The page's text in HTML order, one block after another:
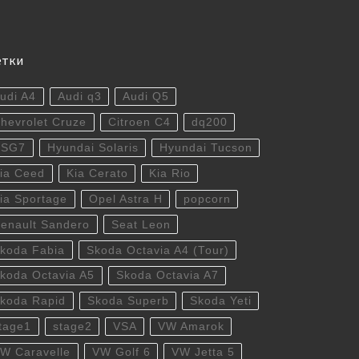
A4 Audi q3 Audi Q5
Cruze Citroen C4 dq200
Hyundai Solaris Hyundai Tucson
Ceed Kia Cerato Kia Rio
Sportage Opel Astra H popcorn
Sandero Seat Leon
Fabia Skoda Octavia A4 (Tour)
Octavia A5 Skoda Octavia A7
Rapid Skoda Superb Skoda Yeti
stage2 VSA VW Amarok
Caravelle VW Golf 6 VW Jetta 5